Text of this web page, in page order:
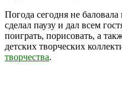
Погода сегодня не
сделал паузу и дал всем
поиграть, порисовать, а
детских творческих
творчества.